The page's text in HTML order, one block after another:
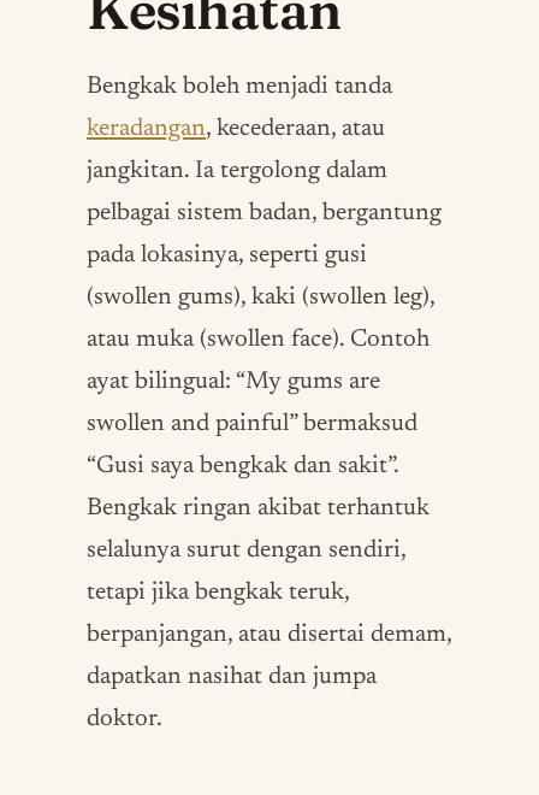
Bengkak boleh menjadi tanda
keradangan, kecederaan, atau
jangkitan. Ia tergolong dalam
pelbagai sistem badan, bergantung
pada lokasinya, seperti gusi
(swollen gums), kaki (swollen leg),
atau muka (swollen face). Contoh
ayat bilingual: “My gums are
swollen and painful” bermaksud
“Gusi saya bengkak dan sakit”.
Bengkak ringan akibat terhantuk
selalunya surut dengan sendiri,
tetapi jika bengkak teruk,
berpanjangan, atau disertai demam,
dapatkan nasihat dan jumpa
doktor.